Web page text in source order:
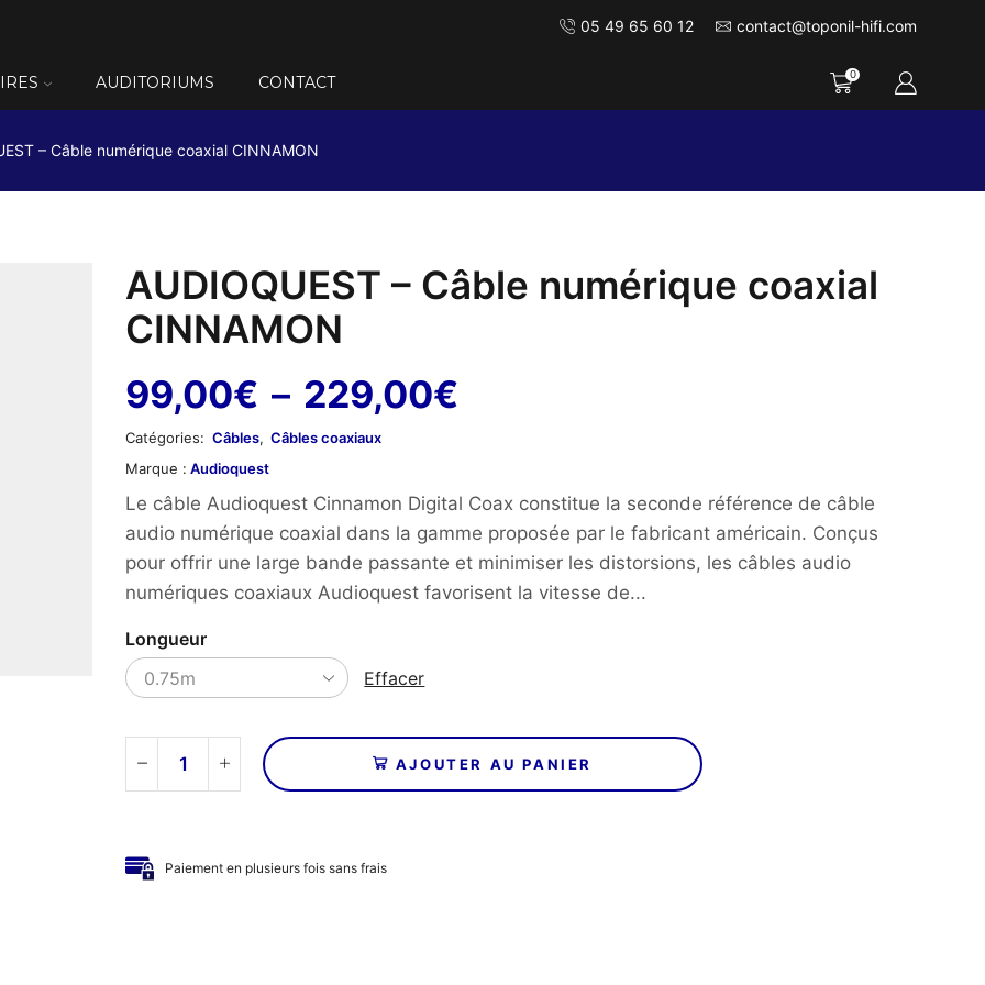
05 49 65 60 12 contact@toponil-hifi.com
AUDITORIUMS CONTACT 0
– Câble numérique coaxial CINNAMON
AUDIOQUEST – Câble numérique coaxial
CINNAMON
99,00€ – 229,00€
99,00€
à
229,00€
Catégories: Câbles, Câbles coaxiaux
Marque : Audioquest
Le câble Audioquest Cinnamon Digital Coax constitue la seconde référence de câble
audio numérique coaxial dans la gamme proposée par le fabricant américain. Conçus
pour offrir une large bande passante et minimiser les distorsions, les câbles audio
numériques coaxiaux Audioquest favorisent la vitesse de...
Longueur
Effacer
quantité
de
Câble
AJOUTER AU PANIER
Paiement en plusieurs fois sans frais